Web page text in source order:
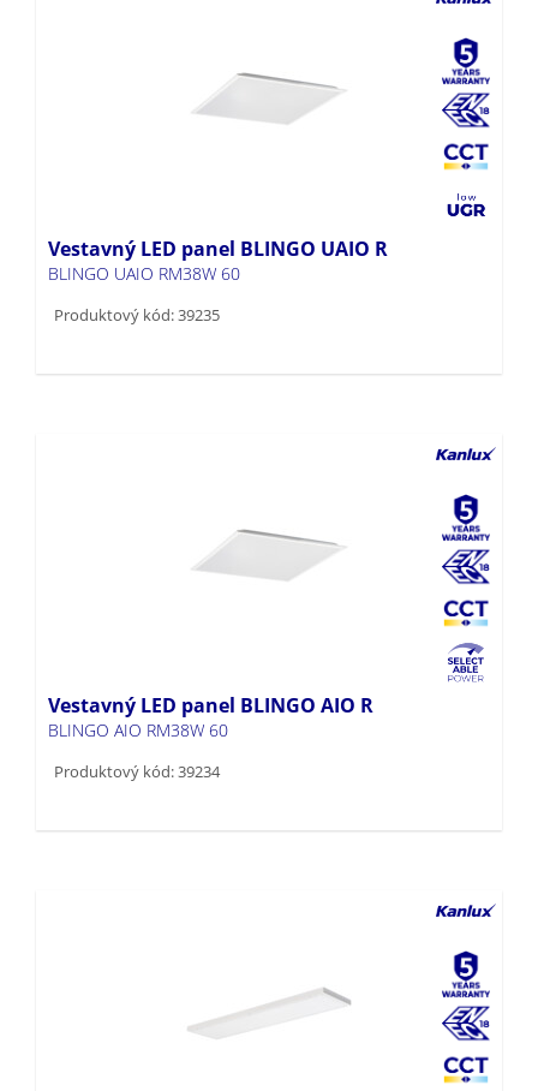
Vestavný LED panel BLINGO UAIO R
BLINGO UAIO RM38W 60
Produktový kód: 39235
Vestavný LED panel BLINGO AIO R
BLINGO AIO RM38W 60
Produktový kód: 39234